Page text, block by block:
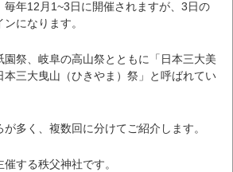
毎年12月1~3日に開催されますが、3日の
になります。
園祭、岐阜の高山祭とともに「日本三大美
本三大曳山（ひきやま）祭」と呼ばれてい
多く、複数回に分けてご紹介します。
する秩父神社です。